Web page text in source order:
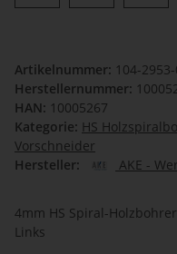
Artikelnummer: 104-
Herstellernummer:
HAN: 10005267
Kategorie: HS
Vorschneider
Hersteller:
AKE -
4mm HS Spiral-
Links